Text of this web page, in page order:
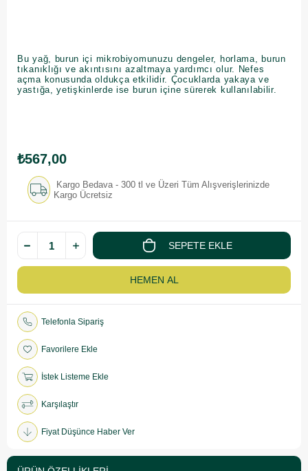
Bu yağ, burun içi mikrobiyomunuzu dengeler, horlama, burun
tıkanıklığı ve akıntısını azaltmaya yardımcı olur. Nefes
açma konusunda oldukça etkilidir. Çocuklarda yakaya ve
yastığa, yetişkinlerde ise burun içine sürerek kullanılabilir.
₺567,00
Kargo Bedava - 300 tl ve Üzeri Tüm Alışverişlerinizde
Kargo Ücretsiz
Telefonla Sipariş
Favorilere Ekle
İstek Listeme Ekle
Karşılaştır
Fiyat Düşünce Haber Ver